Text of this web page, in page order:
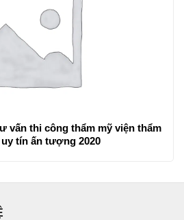
vấn thi công thẩm mỹ viện thẩm
tín ấn tượng 2020